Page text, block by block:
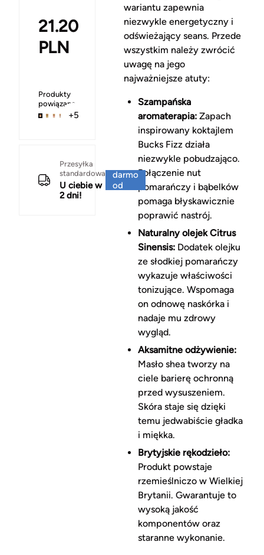
21.20
PLN
Produkty
powiązane
+5
Przesyłka
standardowa
U ciebie w
2 dni!
darmo
od
wariantu zapewnia
niezwykle energetyczny i
odświeżający seans. Przede
wszystkim należy zwrócić
uwagę na jego
najważniejsze atuty:
Szampańska
aromaterapia:Zapach
inspirowany koktajlem
Bucks Fizz działa
niezwykle pobudzająco.
Połączenie nut
pomarańczy i bąbelków
pomaga błyskawicznie
poprawić nastrój.
Naturalny olejek Citrus
Sinensis:Dodatek olejku
ze słodkiej pomarańczy
wykazuje właściwości
tonizujące. Wspomaga
on odnowę naskórka i
nadaje mu zdrowy
wygląd.
Aksamitne odżywienie:
Masło shea tworzy na
ciele barierę ochronną
przed wysuszeniem.
Skóra staje się dzięki
temu jedwabiście gładka
i miękka.
Brytyjskie rękodzieło:
Produkt powstaje
rzemieślniczo w Wielkiej
Brytanii. Gwarantuje to
wysoką jakość
komponentów oraz
staranne wykonanie.